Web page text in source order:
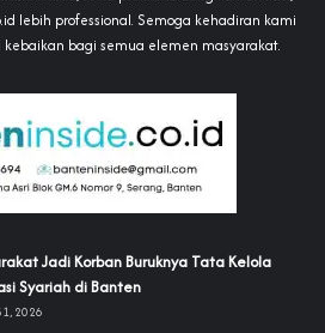
lebih professional. Semoga kehadiran kami
bagi semua elemen masyarakat.
Jadi Korban Buruknya Tata Kelola
Syariah di Banten
2026